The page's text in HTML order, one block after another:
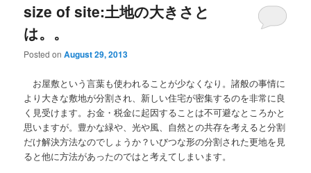
size of site:土地の大きさと
は。。
Posted onAugust 29, 2013
お屋敷という言葉も使われることが少なくなり。諸般の事情に
より大きな敷地が分割され、新しい住宅が密集するのを非常に良
く見受けます。お金・税金に起因することは不可避なところかと
思いますが。豊かな緑や、光や風、自然との共存を考えると分割
だけ解決方法なのでしょうか？いびつな形の分割された更地を見
ると他に方法があったのではと考えてしまいます。